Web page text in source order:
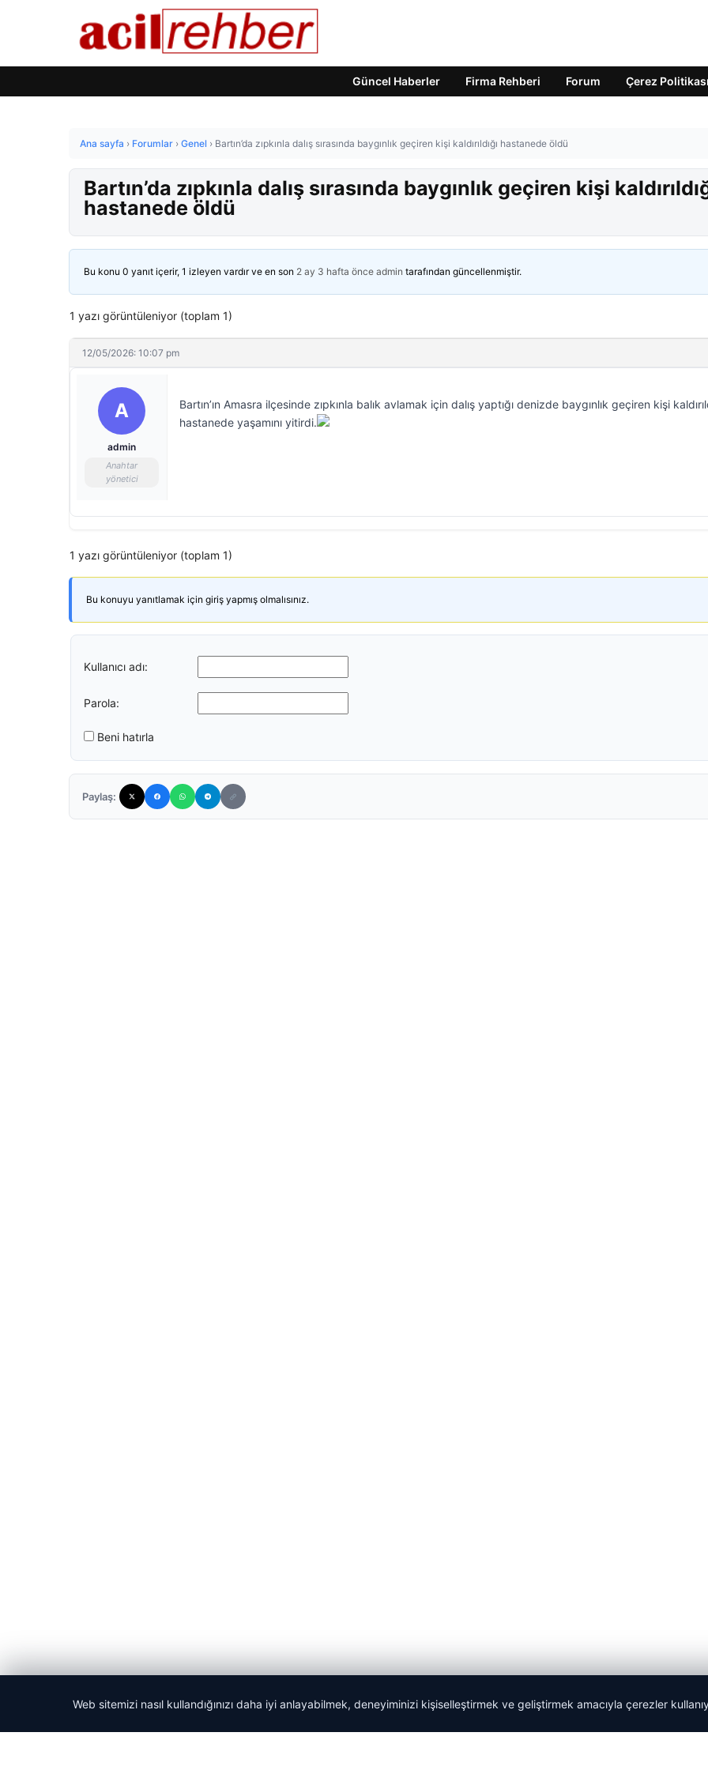
Güncel Haberler Firma Rehberi Forum Çerez Politikası
Ana sayfa › Forumlar › Genel › Bartın’da zıpkınla dalış sırasında baygınlık geçiren kişi kaldırıldığı hastanede öldü
Bartın’da zıpkınla dalış sırasında baygınlık geçiren kişi
hastanede öldü
Bu konu 0 yanıt içerir, 1 izleyen vardır ve en son 2 ay 3 hafta önce admin tarafından güncellenmiştir.
1 yazı görüntüleniyor (toplam 1)
12/05/2026: 10:07 pm
A
admin
Anahtar
yönetici
Bartın’ın Amasra ilçesinde zıpkınla balık avlamak için dalış yaptığı denizde baygınlık geçiren kişi
hastanede yaşamını yitirdi.
1 yazı görüntüleniyor (toplam 1)
Bu konuyu yanıtlamak için giriş yapmış olmalısınız.
Kullanıcı adı:
Parola:
Beni hatırla
Paylaş:
© 2026 Acil Rehber | Gündem Haberleri
Web sitemizi nasıl kullandığınızı daha iyi anlayabilmek, deneyiminizi kişiselleştirmek ve geliştirmek amacıyla çerezler